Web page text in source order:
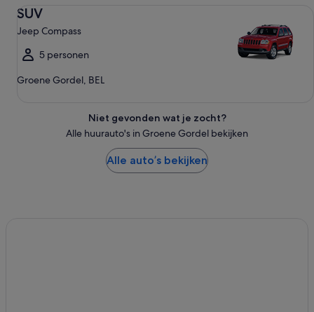
SUV
Jeep Compass
5 personen
Groene Gordel, BEL
Niet gevonden wat je zocht?
Alle huurauto's in Groene Gordel bekijken
Alle auto’s bekijken